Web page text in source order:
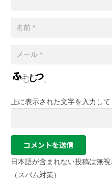
上に表示された文字を入力して
コメントを送信
日本語が含まれない投稿は無
（スパム対策）